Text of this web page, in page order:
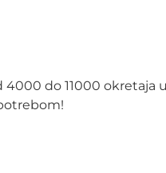
do 11000 okretaja